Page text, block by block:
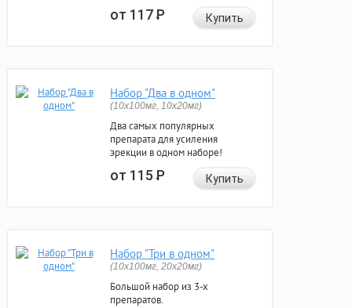
от 117Р Купить
Набор "Два в одном"
(10x100мг, 10x20мг)
Два самых популярных
препарата для усиления
эрекции в одном наборе!
от 115Р Купить
Набор "Три в одном"
(10x100мг, 20x20мг)
Большой набор из 3-х
препаратов.